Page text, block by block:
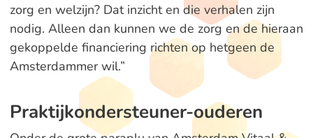
zorg en welzijn? Dat inzicht en die verhalen zijn
nodig. Alleen dan kunnen we de zorg en de hieraan
gekoppelde financiering richten op hetgeen de
Amsterdammer wil.”
Praktijkondersteuner-ouderen